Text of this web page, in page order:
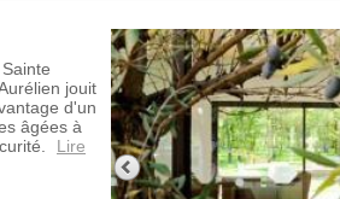
jouit
d'un
âgées à
Lire